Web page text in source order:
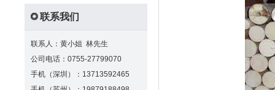
联系我们
联系人：黄小姐 林先生
公司电话：0755-27799070
手机（深圳）：13713592465